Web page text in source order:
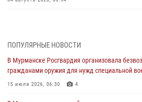
03 августа 2026, 12:23 4
Сотрудники вневедомственной охраны
хулиганские действия дебошира на
города Кандалакши
ПОПУЛЯРНЫЕ НОВОСТИ
В Мурманске Росгвардия организовала
гражданами оружия для нужд специальной
15 июля 2026, 06:30 4